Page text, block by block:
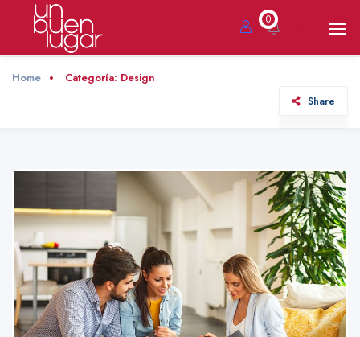
0
Home Categoría: Design
Share